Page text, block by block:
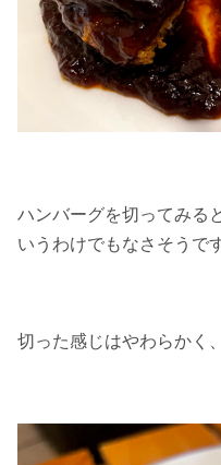
ハンバーグを切ってみると
いうわけでもなさそうで
切った感じはやわらかく